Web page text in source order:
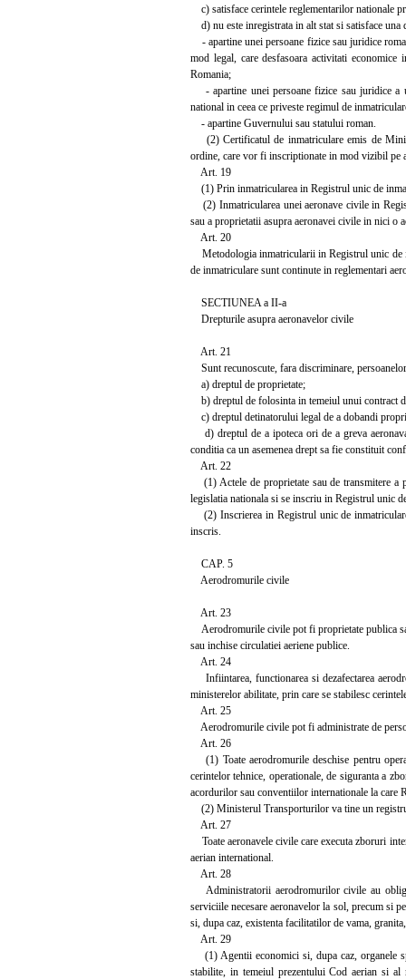
c) satisface cerintele reglementarilor nationale
d) nu este inregistrata in alt stat si satisface una
- apartine unei persoane fizice sau juridice
mod legal, care desfasoara activitati
Romania;
- apartine unei persoane fizice sau juridice a
national in ceea ce priveste regimul de
- apartine Guvernului sau statului roman.
(2) Certificatul de inmatriculare emis de
ordine, care vor fi inscriptionate in mod vizibil pe
Art. 19
(1) Prin inmatricularea in Registrul unic de
(2) Inmatricularea unei aeronave civile in
sau a proprietatii asupra aeronavei civile in nici o
Art. 20
Metodologia inmatricularii in Registrul unic de
de inmatriculare sunt continute in reglementari
SECTIUNEA a II-a
Drepturile asupra aeronavelor civile
Art. 21
Sunt recunoscute, fara discriminare,
a) dreptul de proprietate;
b) dreptul de folosinta in temeiul unui contract
c) dreptul detinatorului legal de a dobandi
d) dreptul de a ipoteca ori de a greva
conditia ca un asemenea drept sa fie constituit
Art. 22
(1) Actele de proprietate sau de transmitere a
legislatia nationala si se inscriu in Registrul unic
(2) Inscrierea in Registrul unic de
inscris.
CAP. 5
Aerodromurile civile
Art. 23
Aerodromurile civile pot fi proprietate publica
sau inchise circulatiei aeriene publice.
Art. 24
Infiintarea, functionarea si dezafectarea
ministerelor abilitate, prin care se stabilesc
Art. 25
Aerodromurile civile pot fi administrate de
Art. 26
(1) Toate aerodromurile deschise pentru
cerintelor tehnice, operationale, de siguranta a
acordurilor sau conventiilor internationale la care
(2) Ministerul Transporturilor va tine un
Art. 27
Toate aeronavele civile care executa zboruri
aerian international.
Art. 28
Administratorii aerodromurilor civile au
serviciile necesare aeronavelor la sol, precum si
si, dupa caz, existenta facilitatilor de vama,
Art. 29
(1) Agentii economici si, dupa caz, organele
stabilite, in temeiul prezentului Cod aerian si al